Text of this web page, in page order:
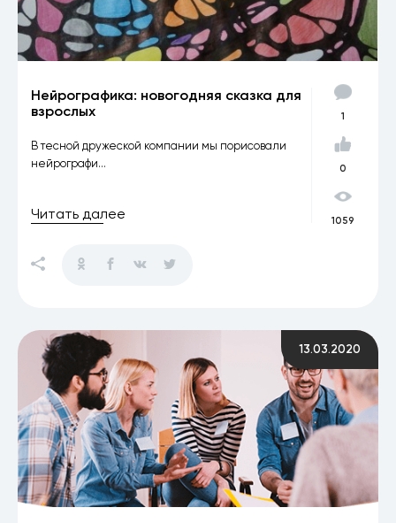
Нейрографика: новогодняя сказка для
взрослых
В тесной дружеской компании мы порисовали
нейрографи...
Читать далее
1
0
1059
13.03.2020